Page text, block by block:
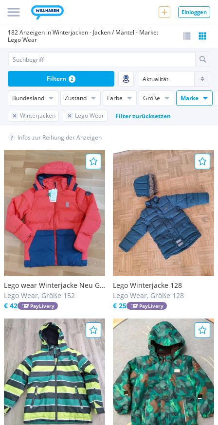
Einloggen
182 Anzeigen in Winterjacken - Jacken / Mäntel - Marke:
Lego Wear
Bundesland Zustand Farbe Größe Marke
Winterjacken Lego Wear Filter zurücksetzen
Filtern 2
Infos zur Reihung der Anzeigen
Lego wear Winterjacke Neu Gr.
152
Lego Wear, Größe 152
€ 42
PayLivery
Lego Winterjacke 128
Lego Wear, Größe 128
€ 25
PayLivery